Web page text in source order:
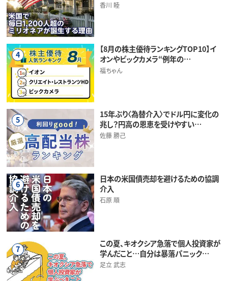
香川 睦
4
【8月の株主優待ランキングTOP10】イ
オンやビックカメラ“例年の…
福ちゃん
5
15年ぶり〈為替介入〉でドル円に変化の
兆し？円高の恩恵を受けやすい…
佐藤 勝己
6
日本の米国債売却を避けるための協調
介入
石原 順
7
この夏、キオクシア急落で個人投資家が
学んだこと…自分は暴落パニック…
足立 武志